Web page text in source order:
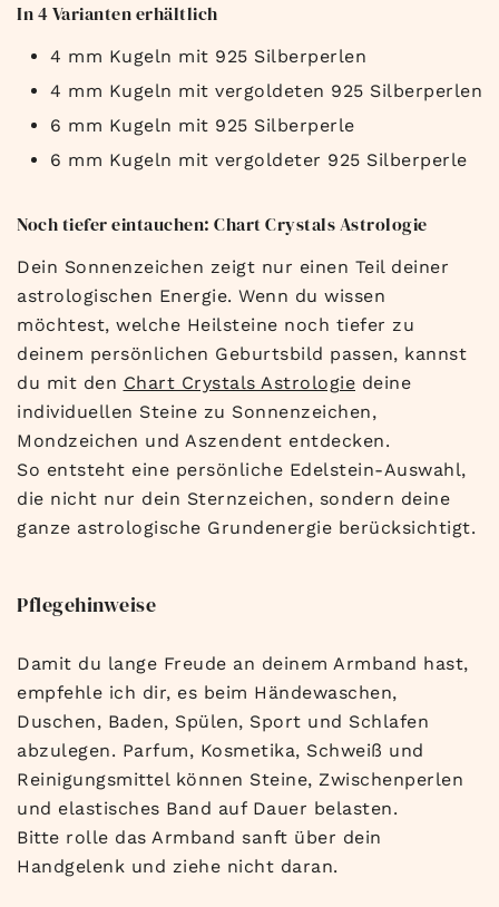
In 4 Varianten erhältlich
4 mm Kugeln mit 925 Silberperlen
4 mm Kugeln mit vergoldeten 925 Silberperlen
6 mm Kugeln mit 925 Silberperle
6 mm Kugeln mit vergoldeter 925 Silberperle
Noch tiefer eintauchen: Chart Crystals Astrologie
Dein Sonnenzeichen zeigt nur einen Teil deiner
astrologischen Energie. Wenn du wissen
möchtest, welche Heilsteine noch tiefer zu
deinem persönlichen Geburtsbild passen, kannst
du mit den Chart Crystals Astrologie deine
individuellen Steine zu Sonnenzeichen,
Mondzeichen und Aszendent entdecken.
So entsteht eine persönliche Edelstein-Auswahl,
die nicht nur dein Sternzeichen, sondern deine
ganze astrologische Grundenergie berücksichtigt.
Pflegehinweise
Damit du lange Freude an deinem Armband hast,
empfehle ich dir, es beim Händewaschen,
Duschen, Baden, Spülen, Sport und Schlafen
abzulegen. Parfum, Kosmetika, Schweiß und
Reinigungsmittel können Steine, Zwischenperlen
und elastisches Band auf Dauer belasten.
Bitte rolle das Armband sanft über dein
Handgelenk und ziehe nicht daran.